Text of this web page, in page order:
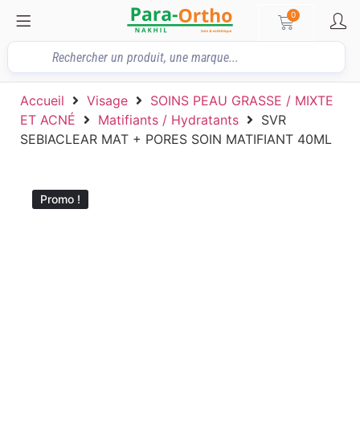
0
Accueil Visage
SOINS PEAU GRASSE / MIXTE
ET ACNÉ
Matifiants / Hydratants
SVR
SEBIACLEAR MAT + PORES SOIN MATIFIANT 40ML
Promo !